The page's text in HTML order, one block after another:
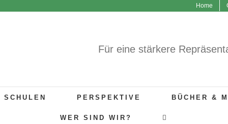
Home
Für eine stärkere
PERSPEKTIVE BÜCHER &
WER SIND WIR?